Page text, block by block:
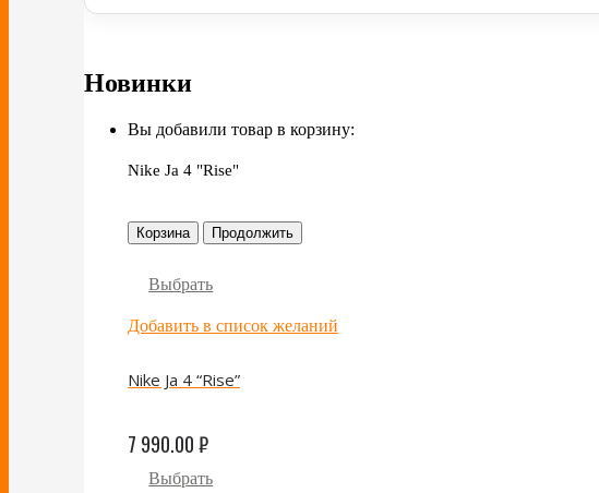
Новинки
Вы добавили товар в корзину:
Nike Ja 4 "Rise"
Корзина Продолжить
Выбрать
Добавить в список желаний
Nike Ja 4 “Rise”
7 990.00₽
Выбрать